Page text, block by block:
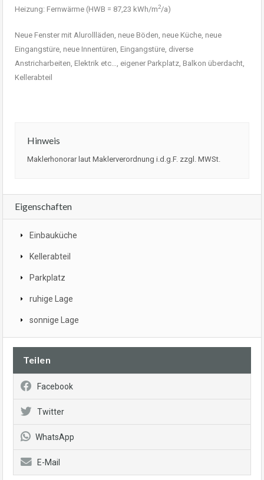
Heizung: Fernwärme (HWB = 87,23 kWh/m2/a)
Neue Fenster mit Alurollläden, neue Böden, neue Küche, neue
Eingangstüre, neue Innentüren, Eingangstüre, diverse
Anstricharbeiten, Elektrik etc…, eigener Parkplatz, Balkon überdacht,
Kellerabteil
Hinweis
Maklerhonorar laut Maklerverordnung i.d.g.F. zzgl. MWSt.
Eigenschaften
Einbauküche
Kellerabteil
Parkplatz
ruhige Lage
sonnige Lage
Teilen
Facebook
Twitter
WhatsApp
E-Mail